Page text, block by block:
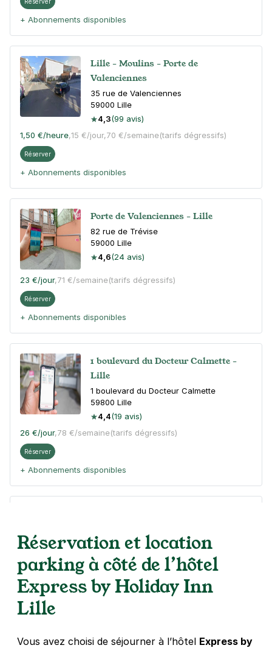
+ Abonnements disponibles
Lille - Moulins - Porte de
Valenciennes
35 rue de Valenciennes
59000 Lille
4,3(99 avis)
1,50 €/heure,15 €/jour,70 €/semaine(tarifs dégressifs)
Réserver
+ Abonnements disponibles
Porte de Valenciennes - Lille
82 rue de Trévise
59000 Lille
4,6(24 avis)
23 €/jour,71 €/semaine(tarifs dégressifs)
Réserver
+ Abonnements disponibles
1 boulevard du Docteur Calmette -
Lille
1 boulevard du Docteur Calmette
59800 Lille
4,4(19 avis)
26 €/jour,78 €/semaine(tarifs dégressifs)
Réserver
+ Abonnements disponibles
49 boulevard de Belfort
59000
4,5(32 avis)
1,50 €/heure,15 €/jour,70 €/semaine (tarifs dégressifs)
Réserver
Réservation et location
parking à côté de l’hôtel
Express by Holiday Inn
Lille
Vous avez choisi de séjourner à l’hôtel Express by